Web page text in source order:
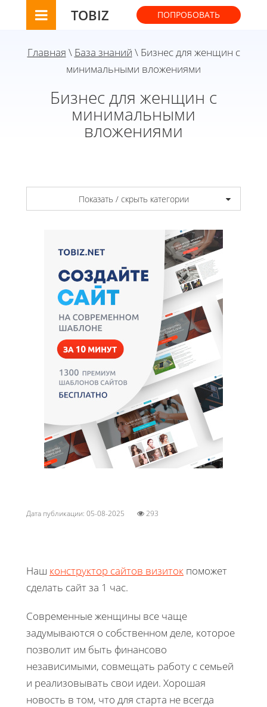
TOBIZ ПОПРОБОВАТЬ
Главная \ База знаний \ Бизнес для женщин с
минимальными вложениями
Бизнес для женщин с
минимальными
вложениями
Показать / скрыть категории
Дата публикации: 05-08-2025 293
Наш конструктор сайтов визиток поможет
сделать сайт за 1 час.
Современные женщины все чаще
задумываются о собственном деле, которое
позволит им быть финансово
независимыми, совмещать работу с семьей
и реализовывать свои идеи. Хорошая
новость в том, что для старта не всегда